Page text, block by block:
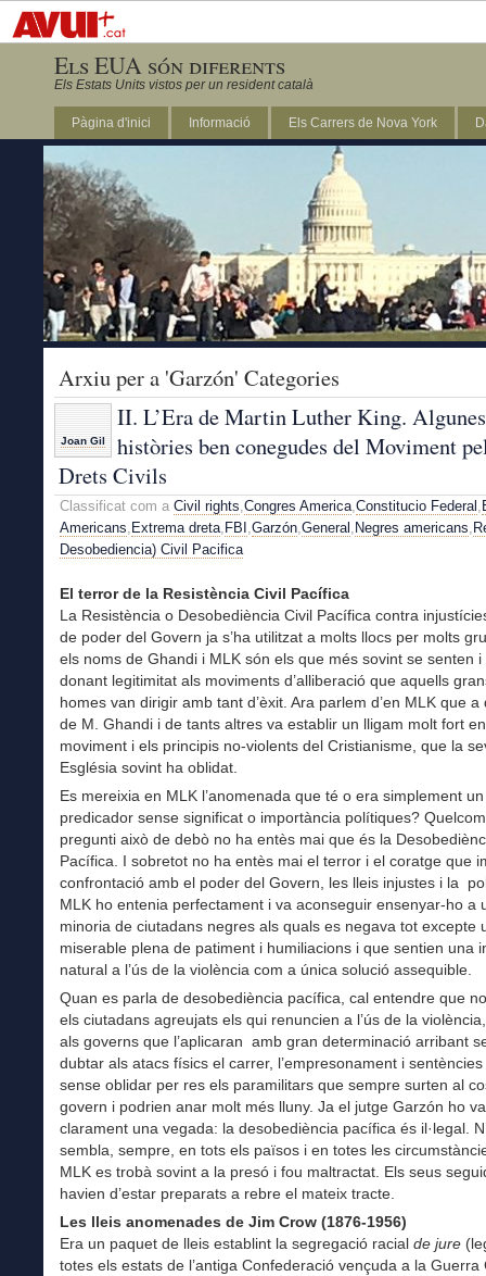
Els EUA són diferents
Els Estats Units vistos per un resident català
Pàgina d'inici Informació Els Carrers de Nova York
Arxiu per a 'Garzón' Categories
Joan Gil
II. L’Era de Martin Luther King. Algunes
històries ben conegudes del Moviment
Drets Civils
Classificat com a Civil rights,Congres America,Constitucio Federal ,
Americans, Extrema dreta, FBI ,Garzón,General , Negres americans,
Desobediencia) Civil Pacifica
El terror de la Resistència Civil Pacífica
La Resistència o Desobediència Civil Pacífica contra
de poder del Govern ja s’ha utilitzat a molts llocs per molts
els noms de Ghandi i MLK són els que més sovint se senten i
donant legitimitat als moviments d’alliberació que aquells
homes van dirigir amb tant d’èxit. Ara parlem d’en MLK que a
de M. Ghandi i de tants altres va establir un lligam molt fort
moviment i els principis no-violents del Cristianisme, que la
Església sovint ha oblidat.
Es mereixia en MLK l’anomenada que té o era simplement un
predicador sense significat o importància polítiques?
pregunti això de debò no ha entès mai que és la
Pacífica. I sobretot no ha entès mai el terror i el coratge que
confrontació amb el poder del Govern, les lleis injustes i la
MLK ho entenia perfectament i va aconseguir ensenyar-ho a
minoria de ciutadans negres als quals es negava tot excepte
miserable plena de patiment i humiliacions i que sentien una
natural a l’ús de la violència com a única solució assequible.
Quan es parla de desobediència pacífica, cal entendre que
els ciutadans agreujats els qui renuncien a l’ús de la
als governs que l’aplicaran amb gran determinació arribant
dubtar als atacs físics el carrer, l’empresonament i
sense oblidar per res els paramilitars que sempre surten al
govern i podrien anar molt més lluny. Ja el jutge Garzón ho
clarament una vegada: la desobediència pacífica és il·legal.
sembla, sempre, en tots els països i en totes les
MLK es trobà sovint a la presó i fou maltractat. Els seus
havien d’estar preparats a rebre el mateix tracte.
Les lleis anomenades de Jim Crow (1876-1956)
Era un paquet de lleis establint la segregació racial de jure
totes els estats de l’antiga Confederació vençuda a la Guerra